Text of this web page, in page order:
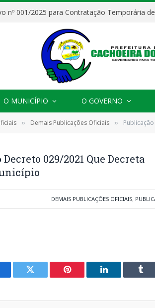
O MUNICÍPIO O GOVERNO
» Demais Publicações Oficiais » Publicação
029/2021 Que Decreta
DEMAIS PUBLICAÇÕES OFICIAIS,
Twitter Pinterest LinkedIn